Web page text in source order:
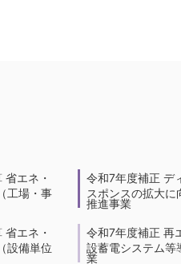
エネ・
工場・事
エネ・
設備単位
令和7年度補正 デ
スポンスの拡大に
推進事業
令和7年度補正 再
設蓄電システム等
業